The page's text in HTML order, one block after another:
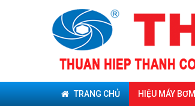
TRANG CHỦ HIỆU MÁY BƠM